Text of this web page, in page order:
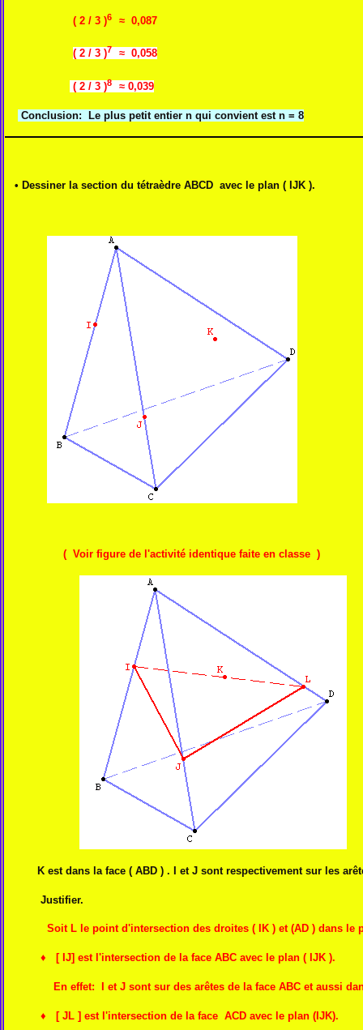
( 2 / 3 )6 ≈ 0,087
( 2 / 3 )7≈ 0,058
( 2 / 3 )8≈ 0,039
Conclusion: Le plus petit entier n qui convient est n = 8
• Dessiner la section du tétraèdre ABCD avec le plan ( IJK ).
( Voir figure de l'activité identique faite en classe )
K est dans la face ( ABD ) . I et J sont respectivement sur les
Justifier.
Soit L le point d'intersection des droites ( IK ) et (AD ) dans le
♦ [ IJ] est l'intersection de la face ABC avec le plan ( IJK ).
En effet: I et J sont sur des arêtes de la face ABC et aussi
♦ [ JL ] est l'intersection de la face ACD avec le plan (IJK).